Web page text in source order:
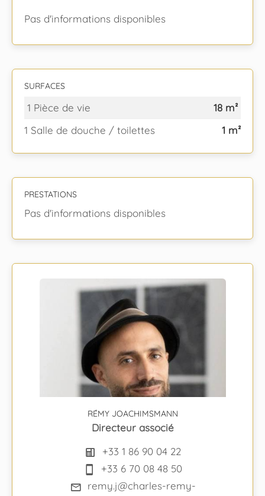
Pas d'informations disponibles
SURFACES
1 Pièce de vie
18 m²
1 Salle de douche / toilettes
1 m²
PRESTATIONS
Pas d'informations disponibles
RÉMY JOACHIMSMANN
Directeur associé
+33 1 86 90 04 22
+33 6 70 08 48 50
remy.j@charles-remy-